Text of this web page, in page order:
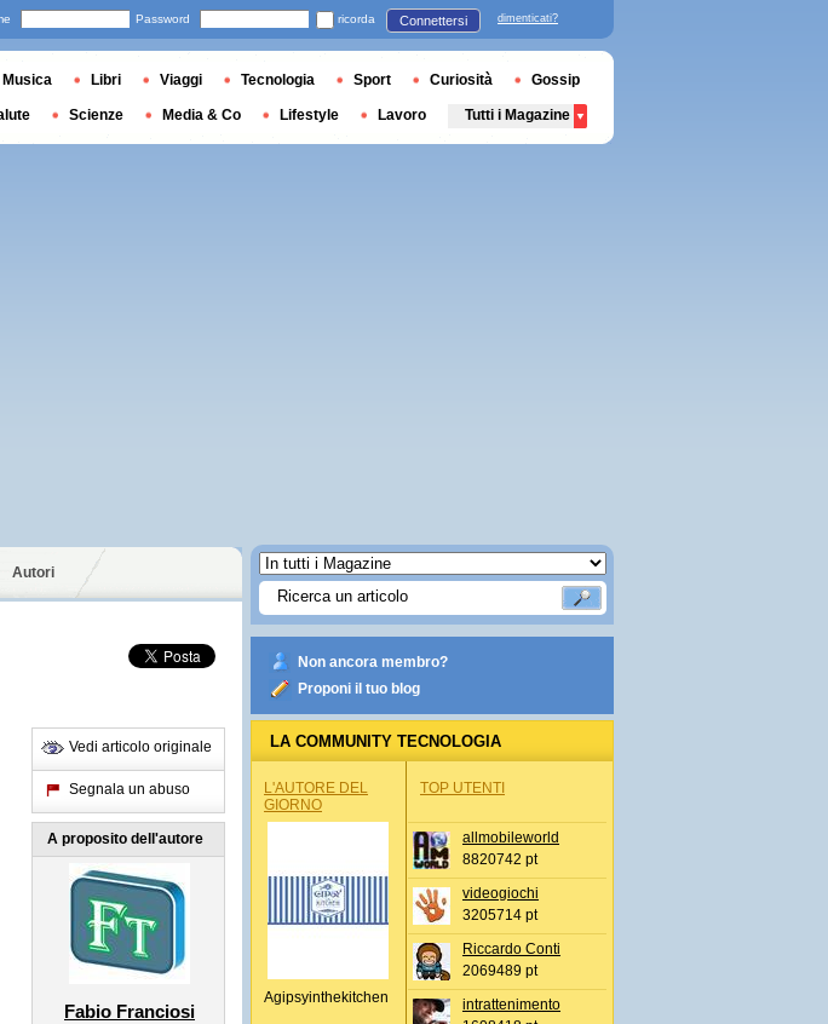
Autori
Vedi articolo originale
Segnala un abuso
A proposito dell'autore
Fabio Franciosi
Non ancora membro?
Proponi il tuo blog
LA COMMUNITY TECNOLOGIA
L'AUTORE DEL
GIORNO
Agipsyinthekitchen
TOP UTENTI
allmobileworld
8820742 pt
videogiochi
3205714 pt
Riccardo Conti
2069489 pt
intrattenimento
Password ricorda Connettersi dimenticati?
Musica Libri Viaggi Tecnologia Sport Curiosità Gossip
Scienze Media & Co Lifestyle Lavoro Tutti i Magazine